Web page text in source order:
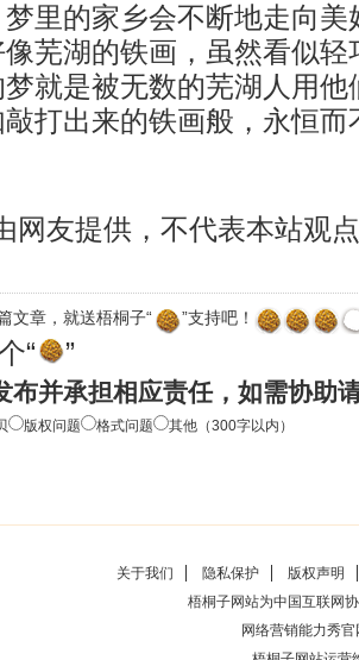
里的家乡会不断地走向美
芜湖的铁画，虽然看似
就是被无数的芜湖人用
打出来的铁画般，永恒而
网友提供，不代表本站观点
文章，就送梧桐子“ ”支持吧！
“ ”
布并承担相应责任，如需协助
版权问题 格式问题 其他（300字以内）
关于我们 隐私保护
版权声明
梧桐子网站为中国互联网
网络营销能力秀官